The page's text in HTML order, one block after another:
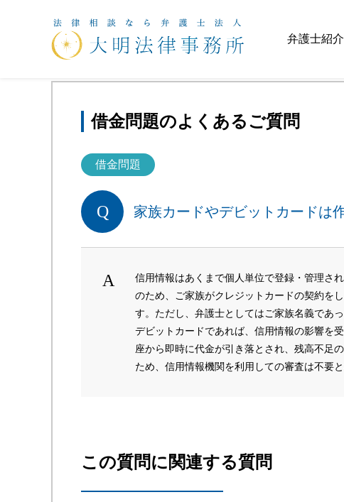
弁護士紹介
ホーム > よくある質問 > 借金問題
借金問題のよくあるご質問
借金問題
家族カードやデビットカードは
信用情報はあくまで個人単位で登録・管理さ
のため、ご家族がクレジットカードの契約を
す。ただし、弁護士としてはご家族名義であ
デビットカードであれば、信用情報の影響を
座から即時に代金が引き落とされ、残高不足
ため、信用情報機関を利用しての審査は不要と
この質問に関連する質問